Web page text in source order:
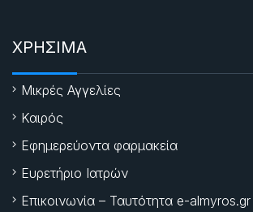
ΧΡΗΣΙΜΑ
Μικρές Αγγελίες
Καιρός
Εφημερεύοντα φαρμακεία
Ευρετήριο Ιατρών
Επικοινωνία – Ταυτότητα e-almyros.gr